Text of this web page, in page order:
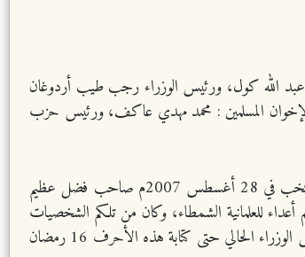
الله كول، ورئيس الوزراء رجب طيب أردوغان
الإخوان المسلمين : محمد مهدي عاكف، ورئيس حزب
وقد كان لتلامذة نجم الدين آربكان دور كبير في تقليص العلمانية في تركيا وفقاً لمنهج وخطط معلمهم نجم الدين حيث يُعد الدكتور عبد الله غول الرئيس التركي المنتخب في 28 أغسطس 2007م صاحب فضل عظيم
للعلمانية الشمطاء، وكان من تلكم الشخصيات
المهمة والذكية تلامذة نجم الدين أربكان كـ: رجب طيب أردوغان ” الرئيس الحالي “، والبروفسور أحمد داود اوغلو ” رئيس الوزراء السابق”، وبن علي يلدرم ” رئيس الوزراء الحالي حتى كتابة هذه الأحرف 16 رمضان